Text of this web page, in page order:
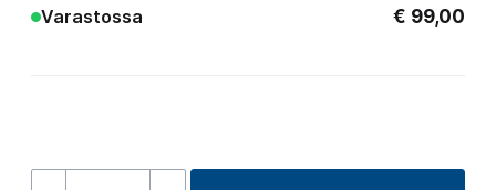
Varastossa € 99,00